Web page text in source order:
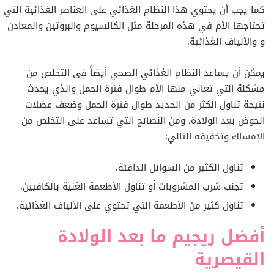
كما يجب أن يحتوي هذا النظام الغذائي على العناصر الغذائية التي
تحتاجها الأم في هذه المرحلة مثل الكالسيوم والبروتين والمعادن
و والألياف الغذائية.
يمكن أن يساعد النظام الغذائي الصحي أيضاً فى التخلص من
مشكلة التي تعاني منها الأم طوال فترة الحمل والذي يحدث
نتيجة تناول الكثر من الحديد طوال فترة الحمل وضعف عضلات
الحوض بعد الولادة، ومن النصائح التي تساعد على التخلص من
الإمساك وتخفيفه التالي:
تناول الكثير من السوائل الدافئة.
تجنب شرب المشروبات أو تناول الأطعمة الغنية بالكافيين.
تناول كثير من الأطعمة التي تحتوي على الألياف الغذائية.
أفضل ريجيم ما بعد الولادة
القيصرية